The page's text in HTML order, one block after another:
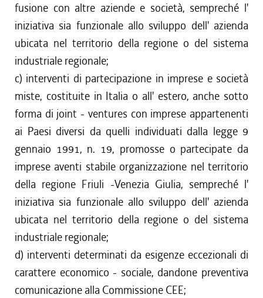
fusione con altre aziende e società, sempreché l'
iniziativa sia funzionale allo sviluppo dell' azienda
ubicata nel territorio della regione o del sistema
industriale regionale;
c) interventi di partecipazione in imprese e società
miste, costituite in Italia o all' estero, anche sotto
forma di joint - ventures con imprese appartenenti
ai Paesi diversi da quelli individuati dalla legge 9
gennaio 1991, n. 19, promosse o partecipate da
imprese aventi stabile organizzazione nel territorio
della regione Friuli -Venezia Giulia, sempreché l'
iniziativa sia funzionale allo sviluppo dell' azienda
ubicata nel territorio della regione o del sistema
industriale regionale;
d) interventi determinati da esigenze eccezionali di
carattere economico - sociale, dandone preventiva
comunicazione alla Commissione CEE;